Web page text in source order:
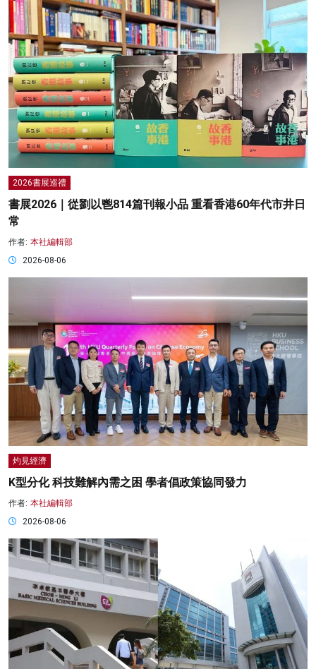
2026書展巡禮
書展2026｜從劉以鬯814篇刊報小品 重看香港60年代市井日
常
作者: 本社編輯部
2026-08-06
灼見經濟
K型分化 科技難解內需之困 學者倡政策協同發力
作者: 本社編輯部
2026-08-06